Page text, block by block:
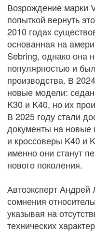
Возрождение марки
попыткой вернуть
2010 годах
основанная на
Sebring, однако она
популярностью и
производства. В
новые модели:
K30 и K40, но их
В 2025 году стали
документы на новые
и кроссоверы K40 и
именно они станут
нового поколения.
Автоэксперт
сомнения
указывая на
технических